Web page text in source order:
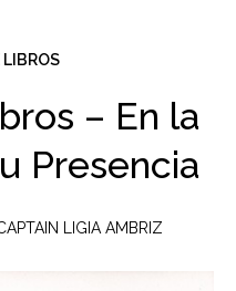
LIBROS
– En la
Presencia
LIGIA AMBRIZ